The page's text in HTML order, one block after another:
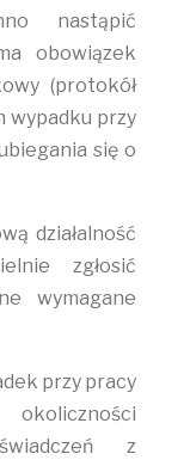
nastąpić
obowiązek
(protokół
wypadku przy
się o
działalność
zgłosić
wymagane
przy pracy
z